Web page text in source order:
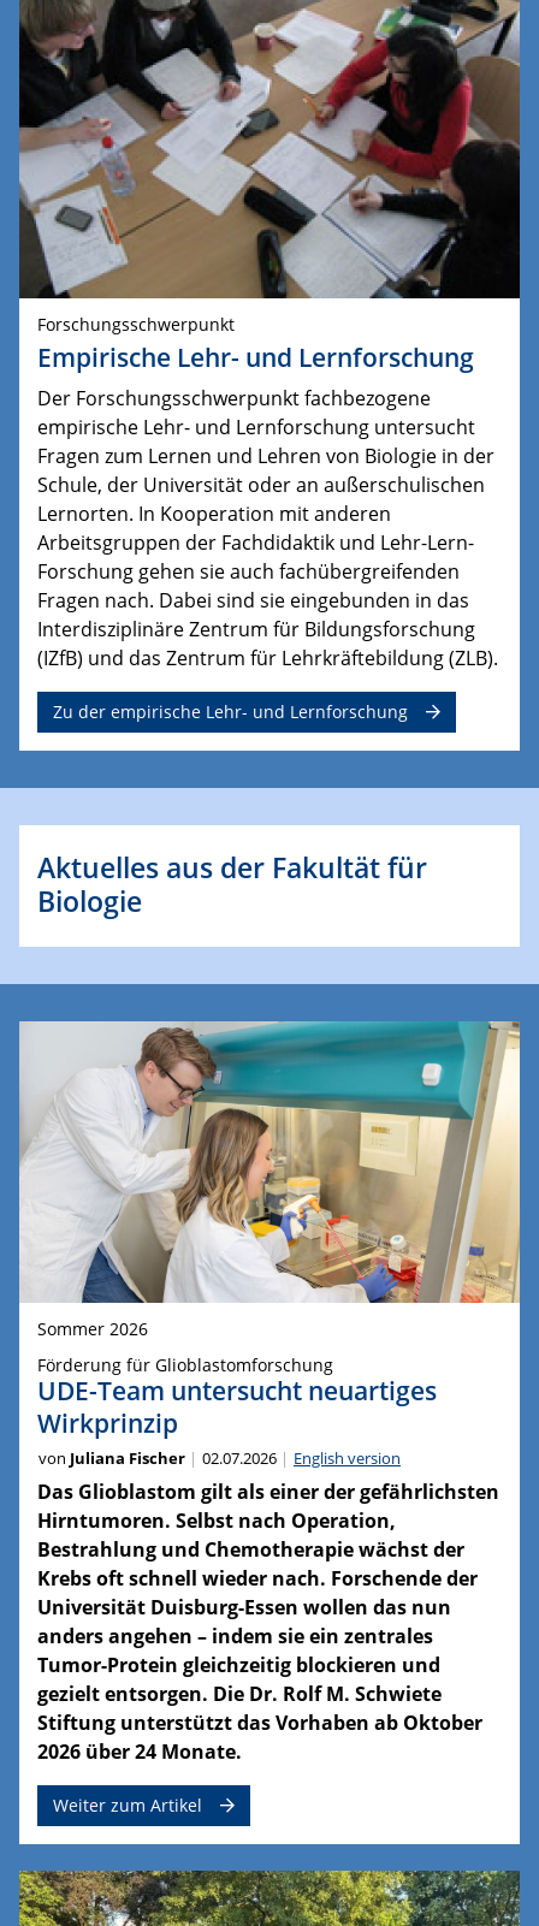
Forschungsschwerpunkt
Empirische Lehr- und Lernforschung
Der Forschungsschwerpunkt fachbezogene
empirische Lehr- und Lernforschung untersucht
Fragen zum Lernen und Lehren von Biologie in der
Schule, der Universität oder an außerschulischen
Lernorten. In Kooperation mit anderen
Arbeitsgruppen der Fachdidaktik und Lehr-Lern-
Forschung gehen sie auch fachübergreifenden
Fragen nach. Dabei sind sie eingebunden in das
Interdisziplinäre Zentrum für Bildungsforschung
(IZfB) und das Zentrum für Lehrkräftebildung (ZLB).
Zu der empirische Lehr- und Lernforschung
Aktuelles aus der Fakultät für
Biologie
Sommer 2026
Förderung für Glioblastomforschung
UDE-Team untersucht neuartiges
Wirkprinzip
von Juliana Fischer 02.07.2026 English version
Das Glioblastom gilt als einer der gefährlichsten
Hirntumoren. Selbst nach Operation,
Bestrahlung und Chemotherapie wächst der
Krebs oft schnell wieder nach. Forschende der
Universität Duisburg-Essen wollen das nun
anders angehen – indem sie ein zentrales
Tumor-Protein gleichzeitig blockieren und
gezielt entsorgen. Die Dr. Rolf M. Schwiete
Stiftung unterstützt das Vorhaben ab Oktober
2026 über 24 Monate.
Weiter zum Artikel